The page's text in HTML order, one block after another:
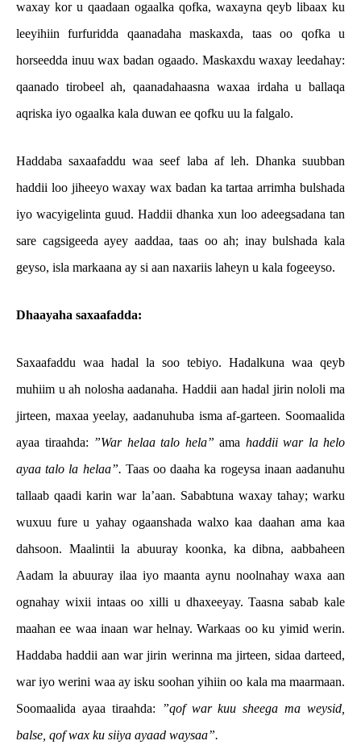
waxay kor u qaadaan ogaalka qofka, waxayna qeyb libaax ku
leeyihiin furfuridda qaanadaha maskaxda, taas oo qofka u
horseedda inuu wax badan ogaado. Maskaxdu waxay leedahay:
qaanado tirobeel ah, qaanadahaasna waxaa irdaha u ballaqa
aqriska iyo ogaalka kala duwan ee qofku uu la falgalo.
Haddaba saxaafaddu waa seef laba af leh. Dhanka suubban
haddii loo jiheeyo waxay wax badan ka tartaa arrimha bulshada
iyo wacyigelinta guud. Haddii dhanka xun loo adeegsadana tan
sare cagsigeeda ayey aaddaa, taas oo ah; inay bulshada kala
geyso, isla markaana ay si aan naxariis laheyn u kala fogeeyso.
Dhaayaha saxaafadda:
Saxaafaddu waa hadal la soo tebiyo. Hadalkuna waa qeyb
muhiim u ah nolosha aadanaha. Haddii aan hadal jirin nololi ma
jirteen, maxaa yeelay, aadanuhuba isma af-garteen. Soomaalida
ayaa tiraahda: ”War helaa talo hela” ama haddii war la helo
ayaa talo la helaa”. Taas oo daaha ka rogeysa inaan aadanuhu
tallaab qaadi karin war la’aan. Sababtuna waxay tahay; warku
wuxuu fure u yahay ogaanshada walxo kaa daahan ama kaa
dahsoon. Maalintii la abuuray koonka, ka dibna, aabbaheen
Aadam la abuuray ilaa iyo maanta aynu noolnahay waxa aan
ognahay wixii intaas oo xilli u dhaxeeyay. Taasna sabab kale
maahan ee waa inaan war helnay. Warkaas oo ku yimid werin.
Haddaba haddii aan war jirin werinna ma jirteen, sidaa darteed,
war iyo werini waa ay isku soohan yihiin oo kala ma maarmaan.
Soomaalida ayaa tiraahda:
”qof war kuu sheega ma weysid,
balse, qof wax ku siiya ayaad waysaa”.